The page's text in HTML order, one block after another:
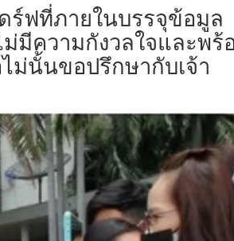
ฟ​ที่ภายในบรรจุข้อมูล
มีความกังวลใจ​และพร้
ม่นั้นขอปรึกษา​กับเจ้า